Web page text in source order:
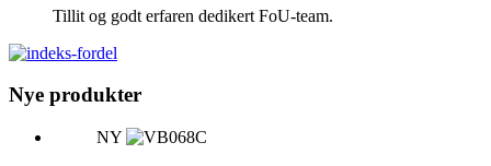
Tillit og godt erfaren dedikert FoU-team.
Nye produkter
NY